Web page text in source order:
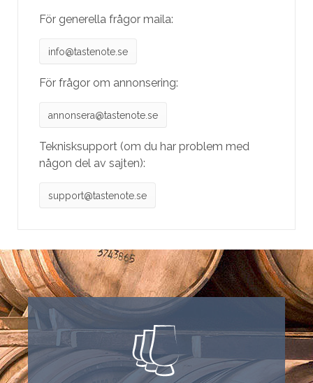
För generella frågor maila:
info@tastenote.se
För frågor om annonsering:
annonsera@tastenote.se
Teknisksupport (om du har problem med
någon del av sajten):
support@tastenote.se